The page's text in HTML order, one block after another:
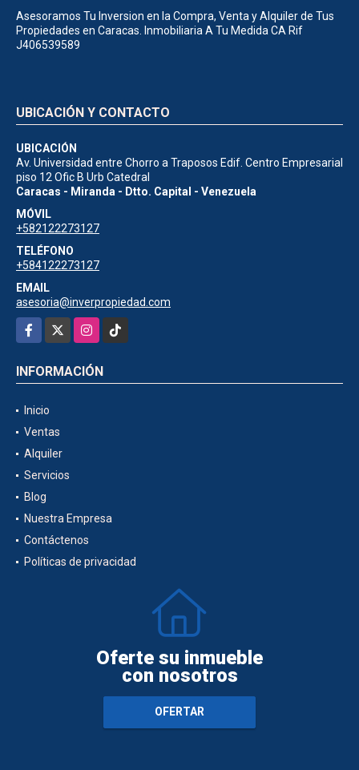
Asesoramos Tu Inversion en la Compra, Venta y Alquiler de Tus
Propiedades en Caracas. Inmobiliaria A Tu Medida CA Rif
J406539589
UBICACIÓN Y CONTACTO
UBICACIÓN
Av. Universidad entre Chorro a Traposos Edif. Centro Empresarial
piso 12 Ofic B Urb Catedral
Caracas - Miranda - Dtto. Capital - Venezuela
MÓVIL
+582122273127
TELÉFONO
+584122273127
EMAIL
asesoria@inverpropiedad.com
Facebook
InstagramTikTok
INFORMACIÓN
Inicio
Ventas
Alquiler
Servicios
Blog
Nuestra Empresa
Contáctenos
Políticas de privacidad
Oferte su inmueble
con nosotros
OFERTAR